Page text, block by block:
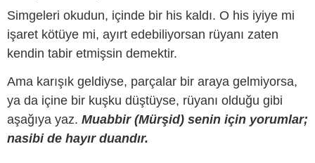
Simgeleri okudun, içinde bir his kaldı. O his iyiye mi
işaret kötüye mi, ayırt edebiliyorsan rüyanı zaten
kendin tabir etmişsin demektir.
Ama karışık geldiyse, parçalar bir araya gelmiyorsa,
ya da içine bir kuşku düştüyse, rüyanı olduğu gibi
aşağıya yaz. Muabbir (Mürşid) senin için yorumlar;
nasibi de hayır duandır.